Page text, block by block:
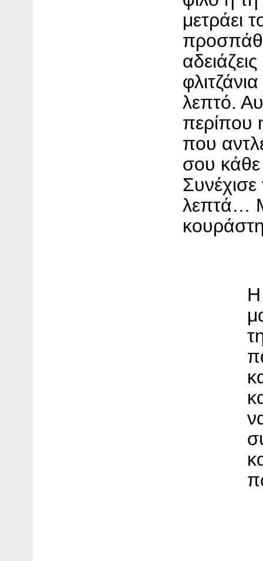
μετράει
λεπτό.
περίπου
που
σου
Συνέχισε
λεπτά…
Η